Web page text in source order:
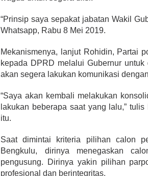
“Prinsip saya sepakat jabatan Wakil
Whatsapp, Rabu 8 Mei 2019.
Mekanismenya, lanjut Rohidin, Partai
kepada DPRD melalui Gubernur
akan segera lakukan komunikasi
“Saya akan kembali melakukan
lakukan beberapa saat yang lalu,”
itu.
Saat dimintai kriteria pilihan calon
Bengkulu, dirinya menegaskan
pengusung. Dirinya yakin pilihan
profesional dan berintegritas.